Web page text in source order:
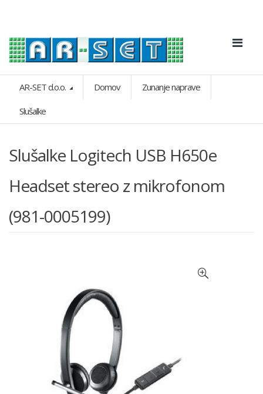
AR-SET d.o.o. Domov Zunanje naprave
Slušalke
Slušalke Logitech USB H650e
Headset stereo z mikrofonom
(981-0005199)